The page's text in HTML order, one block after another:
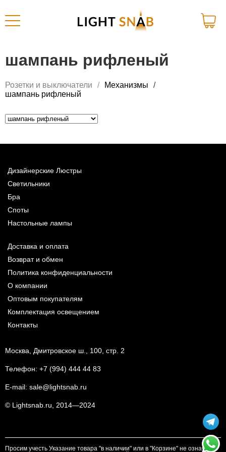
шампань рифленый
Розетки и выключатели
Механизмы
шампань рифленый
Дизайнерские Люстры
Светильники
Бра
Споты
Настольные лампы
Доставка и оплата
Возврат и обмен
Политика конфиденциальности
О компании
Оптовым покупателям
Комплектация освещением
Контакты
Москва, Дмитровское ш., 100, стр. 2
Телефон: +7 (994) 444 44 83
E-mail: sale@lightsnab.ru
© Lightsnab.ru, 2014—2024
Просим учесть Указание товара "в наличии" или в "Корзине" не означает